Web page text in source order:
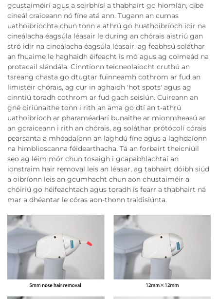
gcustaiméirí agus a seirbhísí a thabhairt go hiomlán, cibé
cineál craiceann nó fíne atá ann. Tugann an cumas
uathoibríochta chun tonn a athrú go huathoibríoch idir na
cineálacha éagsúla léasair le during an chórais aistriú gan
stró idir na cineálacha éagsúla léasair, ag feabhsú soláthar
an fhuaime le haghaidh éifeacht is mó agus ag coimeád na
protacail slándála. Cinntíonn teicneolaíocht cruthú an
tsreang chasta go dtugtar fuinneamh cothrom ar fud an
limistéir chórais, ag cur in aghaidh 'hot spots' agus ag
cinntiú toradh cothrom ar fud gach seisiún. Cuireann an
gné oiriúnaithe tonn i rith an ama go dtí an t-athrú
uathoibríoch ar pharaméadarí bunaithe ar mionmheasú ar
an gcraiceann i rith an chórais, ag soláthar prótócolí córais
pearsanta a mhéadaíonn an laghdú fíne agus a laghdaíonn
na himblioscanna féidearthacha. Tá an forbairt theicniúil
seo ag léim mór chun tosaigh i gcapabhlachtaí an
ionstraim hair removal leis an léasar, ag tabhairt dóibh siúd
a oibríonn leis an gcumhacht chun aon chustaiméir a
chóiriú go héifeachtach agus toradh is fearr a thabhairt ná
mar a dhéantar le córas aon-thonn traidisiúnta.